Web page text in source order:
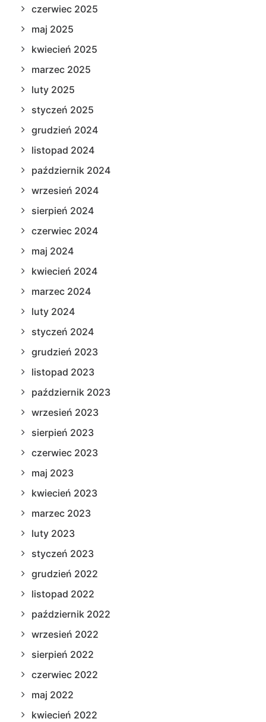
czerwiec 2025
maj 2025
kwiecień 2025
marzec 2025
luty 2025
styczeń 2025
grudzień 2024
listopad 2024
październik 2024
wrzesień 2024
sierpień 2024
czerwiec 2024
maj 2024
kwiecień 2024
marzec 2024
luty 2024
styczeń 2024
grudzień 2023
listopad 2023
październik 2023
wrzesień 2023
sierpień 2023
czerwiec 2023
maj 2023
kwiecień 2023
marzec 2023
luty 2023
styczeń 2023
grudzień 2022
listopad 2022
październik 2022
wrzesień 2022
sierpień 2022
czerwiec 2022
maj 2022
kwiecień 2022